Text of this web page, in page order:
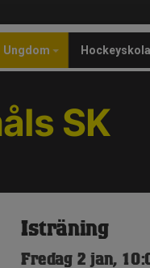
Ungdom Hockeyskola
SK
Isträning
Fredag 2 jan,